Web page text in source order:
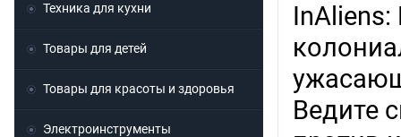
Ведите
Техника для кухни
Товары для детей
Товары для красоты и здоровья
Электроинструменты